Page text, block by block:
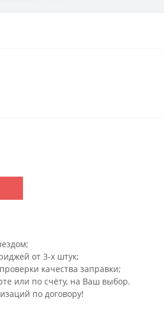
от 3-х штук;
качества заправки;
или по счёту, на Ваш выбор.
по договору!